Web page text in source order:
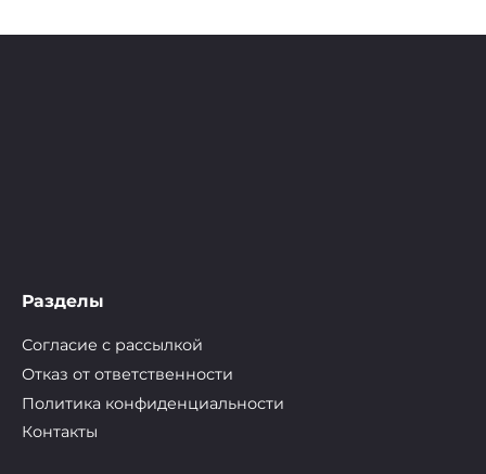
Разделы
Согласие с рассылкой
Отказ от ответственности
Политика конфиденциальности
Контакты